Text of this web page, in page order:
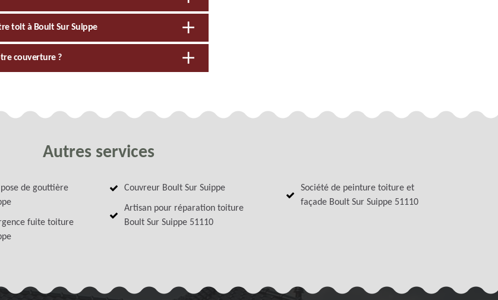
toit à Boult Sur Suippe
couverture ?
Autres services
de gouttière
fuite toiture
Couvreur Boult Sur Suippe
Artisan pour réparation toiture
Boult Sur Suippe 51110
Société de peinture toiture et
façade Boult Sur Suippe 51110